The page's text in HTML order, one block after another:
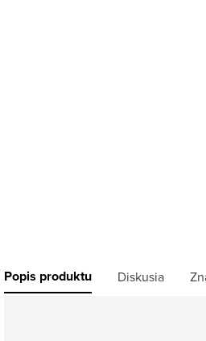
Popis produktu Diskusia